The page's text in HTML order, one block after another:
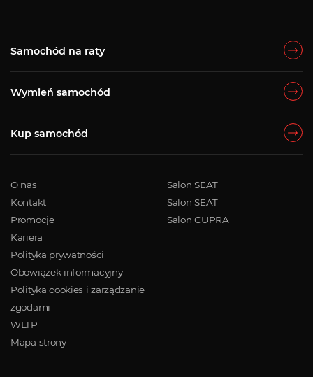
Samochód na raty
Wymień samochód
Kup samochód
O nas
Kontakt
Promocje
Kariera
Polityka prywatności
Obowiązek informacyjny
Polityka cookies i zarządzanie
zgodami
WLTP
Mapa strony
Salon SEAT
Salon SEAT
Salon CUPRA